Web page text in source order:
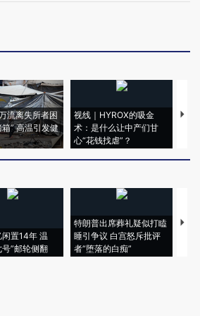
流离失所者困
” 高温引发健
视线｜HYROX的吸金
术：是什么让中产们甘
心“花钱找虐”？
马
粒
置14年 温
”邮轮侧翻
特朗普出席葬礼疑似打瞌
睡引争议 白宫怒斥批评
者“堕落的白痴”
视